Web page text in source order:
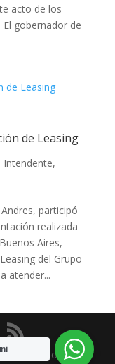
acto de los
gobernador de
de Leasing
Intendente,
participó
realizada
Aires,
del Grupo
atender...
por